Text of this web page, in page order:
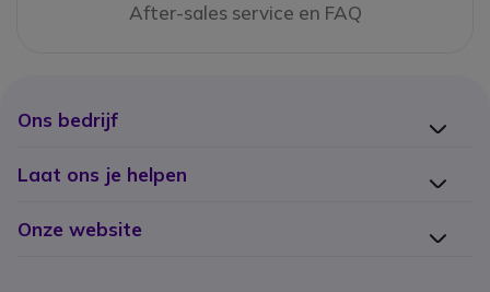
After-sales service en FAQ
Ons bedrijf
Laat ons je helpen
Onze website